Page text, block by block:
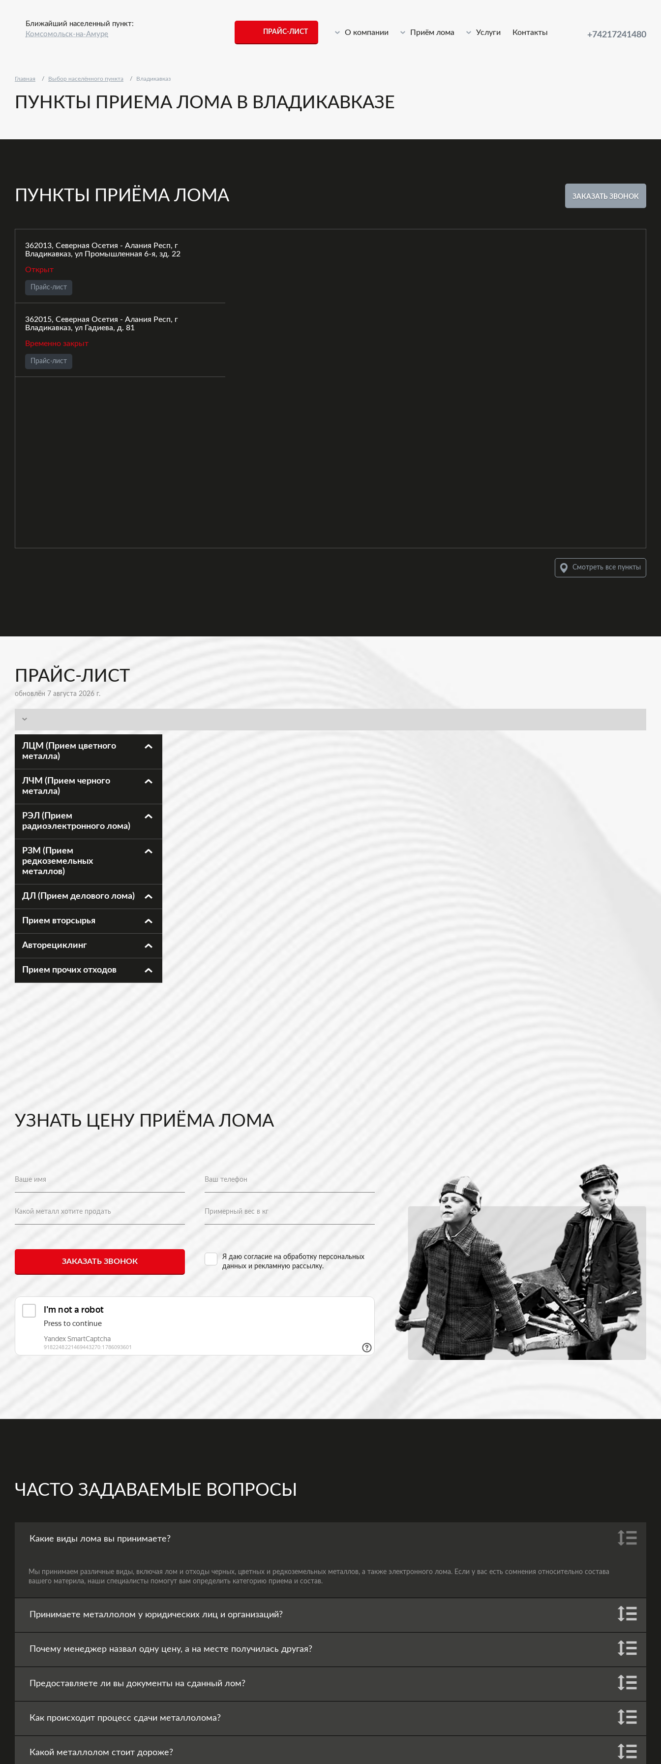
Ближайший населенный пункт:
Комсомольск-на-Амуре
ПРАЙС-ЛИСТ О компании Приём лома Услуги Контакты +74217241480
Главная Выбор населённого пункта Владикавказ
ПУНКТЫ ПРИЕМА ЛОМА В ВЛАДИКАВКАЗЕ
ПУНКТЫ ПРИЁМА ЛОМА ЗАКАЗАТЬ ЗВОНОК
362013, Северная Осетия - Алания Респ, г
Владикавказ, ул Промышленная 6-я, зд. 22
Открыт
Прайс-лист
362015, Северная Осетия - Алания Респ, г
Владикавказ, ул Гадиева, д. 81
Временно закрыт
Прайс-лист
Смотреть все пункты
ПРАЙС-ЛИСТ
обновлён 7 августа 2026 г.
ЛЦМ (Прием цветного
металла)
ЛЧМ (Прием черного
металла)
РЭЛ (Прием
радиоэлектронного лома)
РЗМ (Прием
редкоземельных
металлов)
ДЛ (Прием делового лома)
Прием вторсырья
Авторециклинг
Прием прочих отходов
УЗНАТЬ ЦЕНУ ПРИЁМА ЛОМА
Я даю согласие наобработку персональных
данных и рекламную рассылку.
ЧАСТО ЗАДАВАЕМЫЕ ВОПРОСЫ
Какие виды лома вы принимаете?
Мы принимаем различные виды, включая лом и отходы черных, цветных и редкоземельных металлов, а также электронного лома. Если у вас есть сомнения относительно состава
вашего материла, наши специалисты помогут вам определить категорию приема и состав.
Принимаете металлолом у юридических лиц и организаций?
Почему менеджер назвал одну цену, а на месте получилась другая?
Предоставляете ли вы документы на сданный лом?
Как происходит процесс сдачи металлолома?
Какой металлолом стоит дороже?